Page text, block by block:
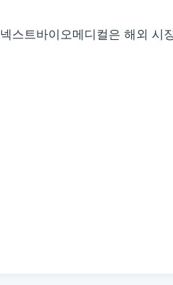
넥스트바이오메디컬은 해외 시